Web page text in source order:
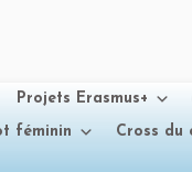
Projets Erasmus+
féminin Cross du